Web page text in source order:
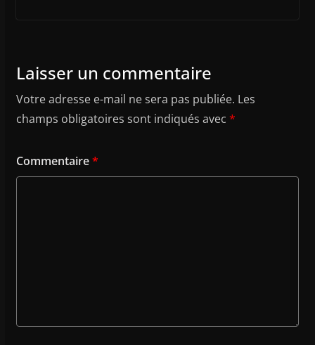
Laisser un commentaire
Votre adresse e-mail ne sera pas publiée. Les
champs obligatoires sont indiqués avec *
Commentaire*